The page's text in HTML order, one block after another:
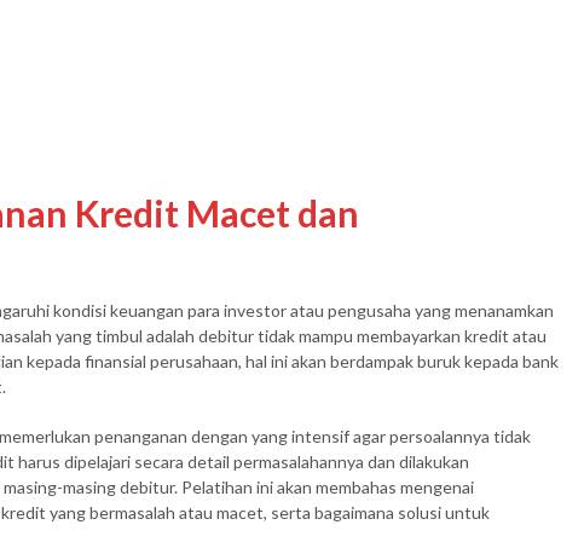
Kredit Macet dan
kondisi keuangan para investor atau pengusaha yang menanamkan
yang timbul adalah debitur tidak mampu membayarkan kredit atau
kepada finansial perusahaan, hal ini akan berdampak buruk kepada bank
penanganan dengan yang intensif agar persoalannya tidak
harus dipelajari secara detail permasalahannya dan dilakukan
masing debitur. Pelatihan ini akan membahas mengenai
yang bermasalah atau macet, serta bagaimana solusi untuk